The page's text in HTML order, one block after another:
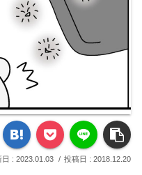
2023.01.03 2018.12.20